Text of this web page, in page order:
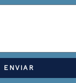
ENVIAR